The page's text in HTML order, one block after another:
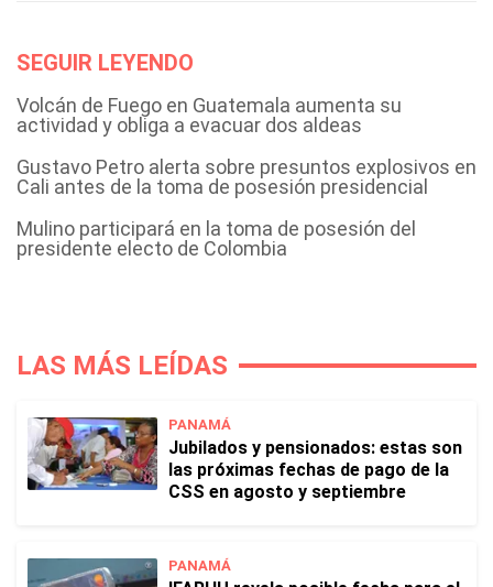
SEGUIR LEYENDO
Volcán de Fuego en Guatemala aumenta su
actividad y obliga a evacuar dos aldeas
Gustavo Petro alerta sobre presuntos explosivos en
Cali antes de la toma de posesión presidencial
Mulino participará en la toma de posesión del
presidente electo de Colombia
LAS MÁS LEÍDAS
PANAMÁ
Jubilados y pensionados: estas son
las próximas fechas de pago de la
CSS en agosto y septiembre
PANAMÁ